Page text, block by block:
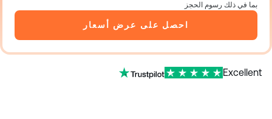
بما في ذلك رسوم الحجز
احصل على عرض أسعار
Excellent